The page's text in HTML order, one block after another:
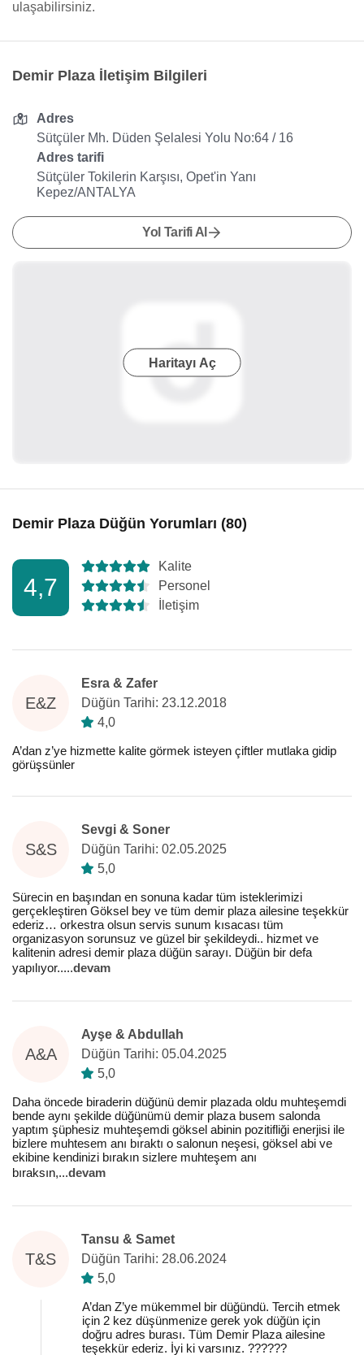
ulaşabilirsiniz.
Demir Plaza İletişim Bilgileri
Adres
Sütçüler Mh. Düden Şelalesi Yolu No:64 / 16
Adres tarifi
Sütçüler Tokilerin Karşısı, Opet'in Yanı
Kepez/ANTALYA
Yol Tarifi Al
Haritayı Aç
Demir Plaza Düğün Yorumları (80)
4,7
Kalite
Personel
İletişim
E&Z
Esra & Zafer
Düğün Tarihi: 23.12.2018
4,0
A’dan z’ye hizmette kalite görmek isteyen çiftler mutlaka gidip
görüşsünler
S&S
Sevgi & Soner
Düğün Tarihi: 02.05.2025
5,0
Sürecin en başından en sonuna kadar tüm isteklerimizi
gerçekleştiren Göksel bey ve tüm demir plaza ailesine teşekkür
ederiz… orkestra olsun servis sunum kısacası tüm
organizasyon sorunsuz ve güzel bir şekildeydi.. hizmet ve
kalitenin adresi demir plaza düğün sarayı. Düğün bir defa
yapılıyor.....devam
A&A
Ayşe & Abdullah
Düğün Tarihi: 05.04.2025
5,0
Daha öncede biraderin düğünü demir plazada oldu muhteşemdi
bende aynı şekilde düğünümü demir plaza busem salonda
yaptım şüphesiz muhteşemdi göksel abinin pozitifliği enerjisi ile
bizlere muhtesem anı bıraktı o salonun neşesi, göksel abi ve
ekibine kendinizi bırakın sizlere muhteşem anı
bıraksın,...devam
T&S
Tansu & Samet
Düğün Tarihi: 28.06.2024
5,0
A’dan Z’ye mükemmel bir düğündü. Tercih etmek
için 2 kez düşünmenize gerek yok düğün için
doğru adres burası. Tüm Demir Plaza ailesine
teşekkür ederiz. İyi ki varsınız. ??????